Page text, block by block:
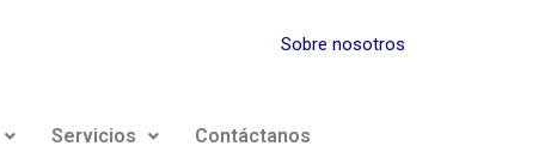
Sobre nosotros
Servicios Contáctanos